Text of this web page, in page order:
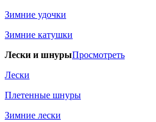
Зимние удочки
Зимние катушки
Лески и шнурыПросмотреть
Лески
Плетенные шнуры
Зимние лески